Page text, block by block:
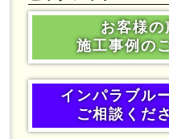
お客様の
施工事例の
インパラブル
ご相談くだ